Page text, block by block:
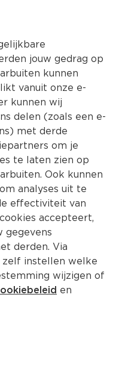
Kies jouw
jouw gedrag op
kunnen
vanuit onze e-
kunnen wij
delen (zoals een e-
met derde
om je
te laten zien op
Ook kunnen
analyses uit te
effectiviteit van
accepteert,
gegevens
derden. Via
zelf instellen welke
wijzigen of
en